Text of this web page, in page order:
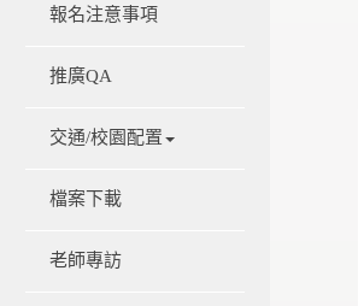
報名注意事項
推廣QA
交通/校園配置
檔案下載
老師專訪